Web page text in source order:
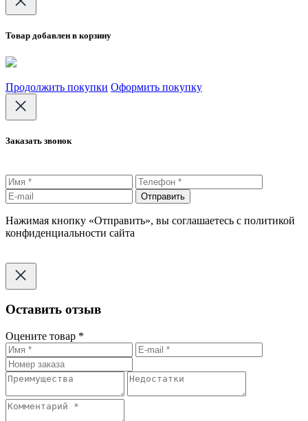
Товар добавлен в корзину
Продолжить покупки Оформить покупку
Заказать звонок
Отправить
Нажимая кнопку «Отправить», вы соглашаетесь с политикой
конфиденциальности сайта
Оставить отзыв
Оцените товар *